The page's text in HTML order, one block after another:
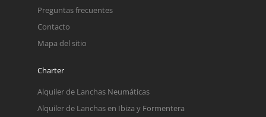
Preguntas frecuentes
Contacto
Mapa del sitio
Charter
Alquiler de Lanchas Neumáticas
Alquiler de Lanchas en Ibiza y Formentera